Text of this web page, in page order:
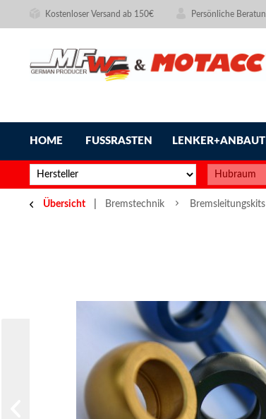
Kostenloser Versand ab 150€ Persönliche
HOME FUSSRASTEN
Übersicht Bremstechnik Bremsleitungskits